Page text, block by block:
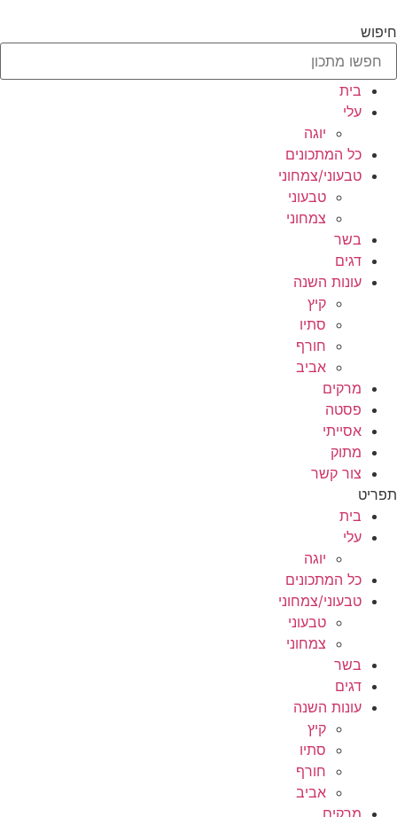
לתוכן
חיפוש
בית
עלי
יוגה
כל המתכונים
טבעוני/צמחוני
טבעוני
צמחוני
בשר
דגים
עונות השנה
קיץ
סתיו
חורף
אביב
מרקים
פסטה
אסייתי
מתוק
צור קשר
תפריט
בית
עלי
יוגה
כל המתכונים
טבעוני/צמחוני
טבעוני
צמחוני
בשר
דגים
עונות השנה
קיץ
סתיו
חורף
אביב
מרקים